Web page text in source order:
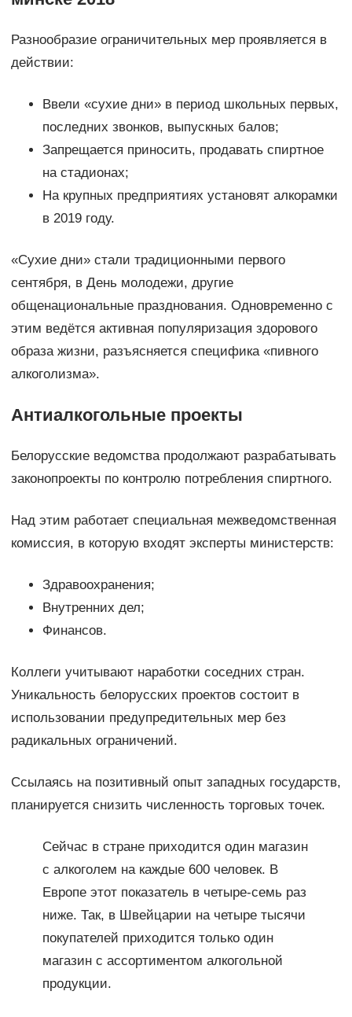
Разнообразие ограничительных мер проявляется в
действии:
Ввели «сухие дни» в период школьных первых,
последних звонков, выпускных балов;
Запрещается приносить, продавать спиртное
на стадионах;
На крупных предприятиях установят алкорамки
в 2019 году.
«Сухие дни» стали традиционными первого
сентября, в День молодежи, другие
общенациональные празднования. Одновременно с
этим ведётся активная популяризация здорового
образа жизни, разъясняется специфика «пивного
алкоголизма».
Антиалкогольные проекты
Белорусские ведомства продолжают разрабатывать
законопроекты по контролю потребления спиртного.
Над этим работает специальная межведомственная
комиссия, в которую входят эксперты министерств:
Здравоохранения;
Внутренних дел;
Финансов.
Коллеги учитывают наработки соседних стран.
Уникальность белорусских проектов состоит в
использовании предупредительных мер без
радикальных ограничений.
Ссылаясь на позитивный опыт западных государств,
планируется снизить численность торговых точек.
Сейчас в стране приходится один магазин
с алкоголем на каждые 600 человек. В
Европе этот показатель в четыре-семь раз
ниже. Так, в Швейцарии на четыре тысячи
покупателей приходится только один
магазин с ассортиментом алкогольной
продукции.